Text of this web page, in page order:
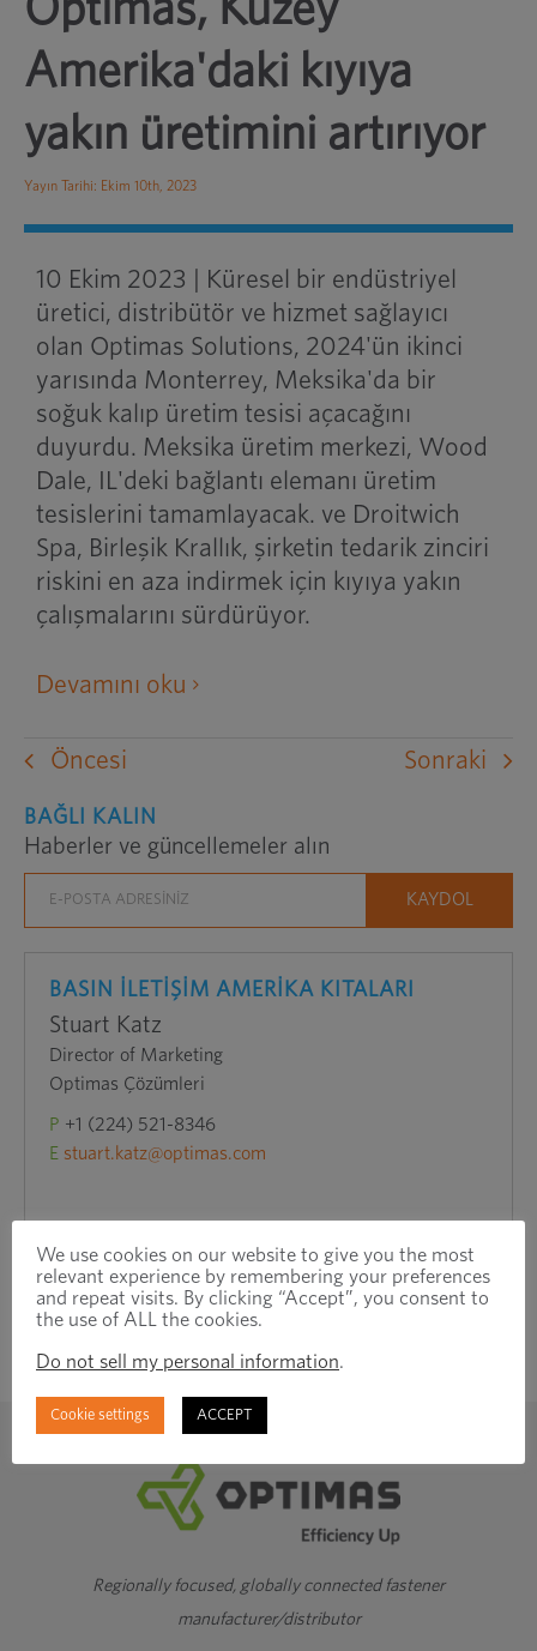
Optimas, Kuzey
Amerika'daki kıyıya
yakın üretimini artırıyor
Yayın Tarihi: Ekim 10th, 2023
10 Ekim 2023 | Küresel bir endüstriyel
üretici, distribütör ve hizmet sağlayıcı
olan Optimas Solutions, 2024'ün ikinci
yarısında Monterrey, Meksika'da bir
soğuk kalıp üretim tesisi açacağını
duyurdu. Meksika üretim merkezi, Wood
Dale, IL'deki bağlantı elemanı üretim
tesislerini tamamlayacak. ve Droitwich
Spa, Birleşik Krallık, şirketin tedarik zinciri
riskini en aza indirmek için kıyıya yakın
çalışmalarını sürdürüyor.
Devamını oku harici
bir
Öncesi Sonraki
BAĞLI KALIN
Haberler ve güncellemeler alın
BASIN İLETİŞİM AMERİKA KITALARI
Stuart Katz
Director of Marketing
Optimas Çözümleri
P +1 (224) 521-8346
E stuart.katz@optimas.com
Regionally focused, globally connected fastener
manufacturer/distributor
We use cookies on our website to give you the most
relevant experience by remembering your preferences
and repeat visits. By clicking “Accept”, you consent to
the use of ALL the cookies.
Do not sell my personal information.
Cookie settings ACCEPT